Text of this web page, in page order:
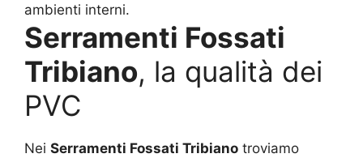
ambienti interni.
Serramenti Fossati
Tribiano, la qualità dei
PVC
Nei Serramenti Fossati Tribiano troviamo